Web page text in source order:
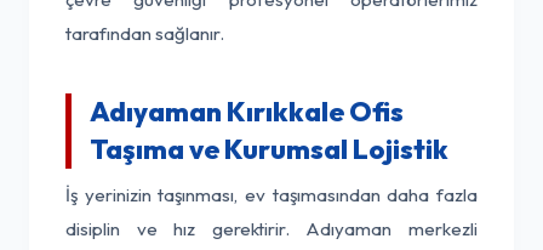
tarafından sağlanır.
Adıyaman Kırıkkale Ofis
Taşıma ve Kurumsal Lojistik
İş yerinizin taşınması, ev taşımasından daha fazla
disiplin ve hız gerektirir. Adıyaman merkezli